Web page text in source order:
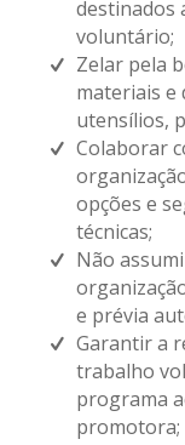
destinados
voluntário;
Zelar pela
materiais e
utensílios,
Colaborar
opções e
técnicas;
Não
e prévia
Garantir a
trabalho
programa
promotora;